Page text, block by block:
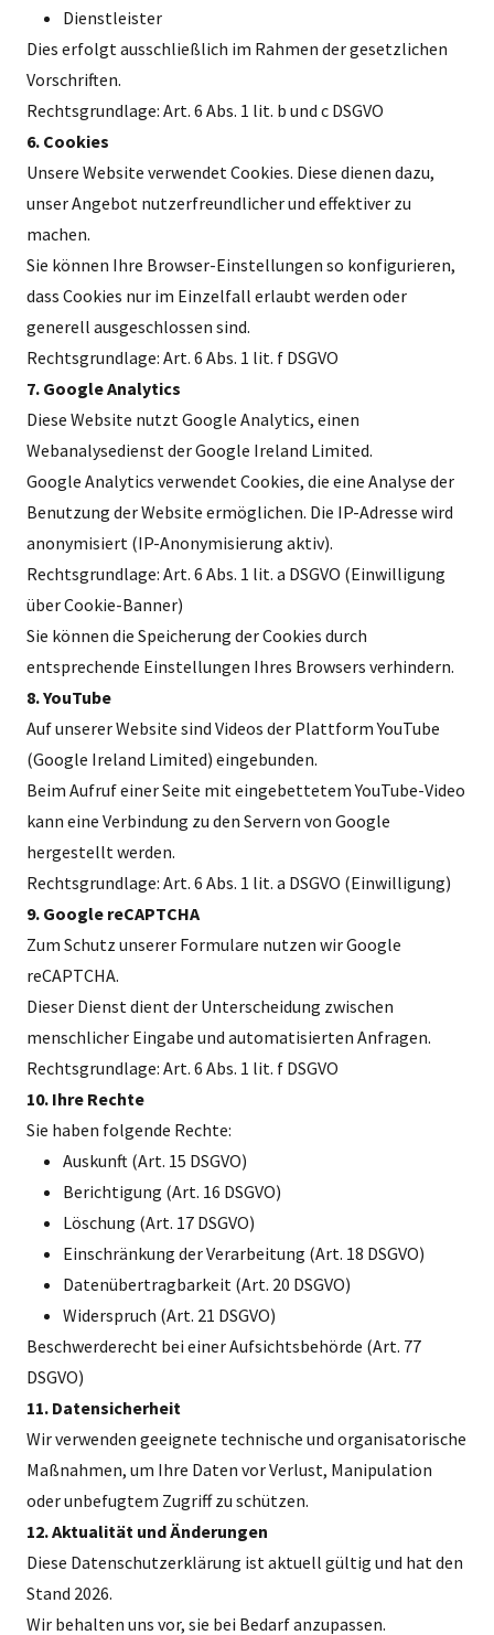
Dienstleister
Dies erfolgt ausschließlich im Rahmen der gesetzlichen
Vorschriften.
Rechtsgrundlage: Art. 6 Abs. 1 lit. b und c DSGVO
6. Cookies
Unsere Website verwendet Cookies. Diese dienen dazu,
unser Angebot nutzerfreundlicher und effektiver zu
machen.
Sie können Ihre Browser-Einstellungen so konfigurieren,
dass Cookies nur im Einzelfall erlaubt werden oder
generell ausgeschlossen sind.
Rechtsgrundlage: Art. 6 Abs. 1 lit. f DSGVO
7. Google Analytics
Diese Website nutzt Google Analytics, einen
Webanalysedienst der Google Ireland Limited.
Google Analytics verwendet Cookies, die eine Analyse der
Benutzung der Website ermöglichen. Die IP-Adresse wird
anonymisiert (IP-Anonymisierung aktiv).
Rechtsgrundlage: Art. 6 Abs. 1 lit. a DSGVO (Einwilligung
über Cookie-Banner)
Sie können die Speicherung der Cookies durch
entsprechende Einstellungen Ihres Browsers verhindern.
8. YouTube
Auf unserer Website sind Videos der Plattform YouTube
(Google Ireland Limited) eingebunden.
Beim Aufruf einer Seite mit eingebettetem YouTube-Video
kann eine Verbindung zu den Servern von Google
hergestellt werden.
Rechtsgrundlage: Art. 6 Abs. 1 lit. a DSGVO (Einwilligung)
9. Google reCAPTCHA
Zum Schutz unserer Formulare nutzen wir Google
reCAPTCHA.
Dieser Dienst dient der Unterscheidung zwischen
menschlicher Eingabe und automatisierten Anfragen.
Rechtsgrundlage: Art. 6 Abs. 1 lit. f DSGVO
10. Ihre Rechte
Sie haben folgende Rechte:
Auskunft (Art. 15 DSGVO)
Berichtigung (Art. 16 DSGVO)
Löschung (Art. 17 DSGVO)
Einschränkung der Verarbeitung (Art. 18 DSGVO)
Datenübertragbarkeit (Art. 20 DSGVO)
Widerspruch (Art. 21 DSGVO)
Beschwerderecht bei einer Aufsichtsbehörde (Art. 77
DSGVO)
11. Datensicherheit
Wir verwenden geeignete technische und organisatorische
Maßnahmen, um Ihre Daten vor Verlust, Manipulation
oder unbefugtem Zugriff zu schützen.
12. Aktualität und Änderungen
Diese Datenschutzerklärung ist aktuell gültig und hat den
Stand 2026.
Wir behalten uns vor, sie bei Bedarf anzupassen.